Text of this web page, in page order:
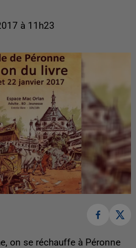
à 11h23
on se réchauffe à Péronne